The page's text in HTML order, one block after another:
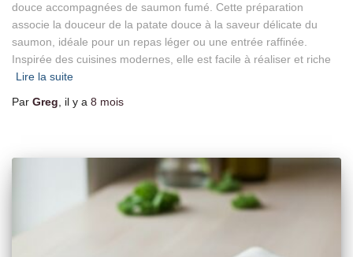
douce accompagnées de saumon fumé. Cette préparation
associe la douceur de la patate douce à la saveur délicate du
saumon, idéale pour un repas léger ou une entrée raffinée.
Inspirée des cuisines modernes, elle est facile à réaliser et riche
Lire la suite
Par Greg , il y a 8 mois